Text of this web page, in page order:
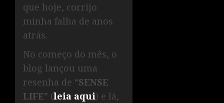
que hoje, corrijo
minha falha de anos
atrás.
No começo do mês, o
blog lançou uma
resenha de “SENSE
LIFE” (leia aqui) e lá,